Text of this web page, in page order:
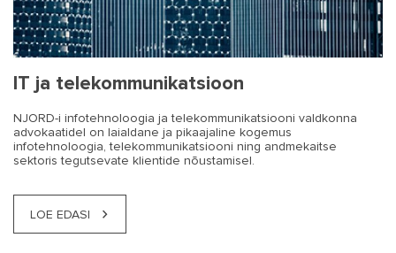
IT ja telekommunikatsioon
NJORD-i infotehnoloogia ja telekommunikatsiooni valdkonna
advokaatidel on laialdane ja pikaajaline kogemus
infotehnoloogia, telekommunikatsiooni ning andmekaitse
sektoris tegutsevate klientide nõustamisel.
LOE EDASI